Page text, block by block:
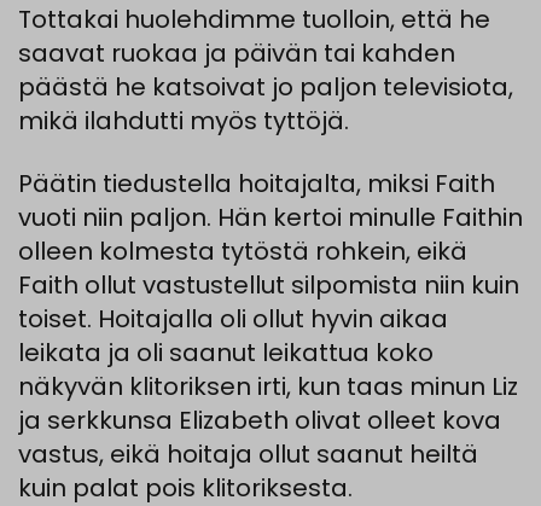
Tottakai huolehdimme tuolloin, että he
saavat ruokaa ja päivän tai kahden
päästä he katsoivat jo paljon televisiota,
mikä ilahdutti myös tyttöjä.
Päätin tiedustella hoitajalta, miksi Faith
vuoti niin paljon. Hän kertoi minulle Faithin
olleen kolmesta tytöstä rohkein, eikä
Faith ollut vastustellut silpomista niin kuin
toiset. Hoitajalla oli ollut hyvin aikaa
leikata ja oli saanut leikattua koko
näkyvän klitoriksen irti, kun taas minun Liz
ja serkkunsa Elizabeth olivat olleet kova
vastus, eikä hoitaja ollut saanut heiltä
kuin palat pois klitoriksesta.